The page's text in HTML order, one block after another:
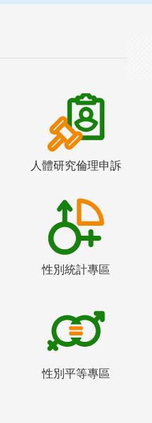
人體研究倫理申訴
性別統計專區
性別平等專區